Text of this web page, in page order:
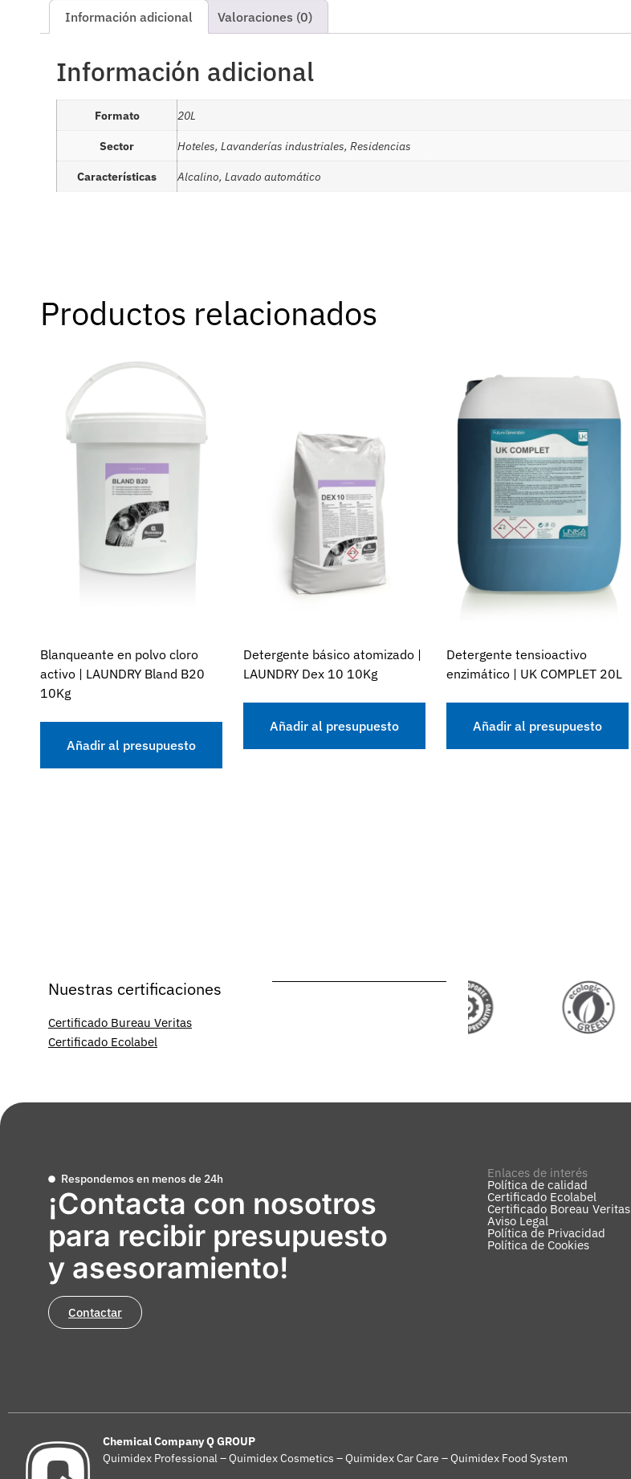
Información adicional Valoraciones (0)
Información adicional
Formato
20L
Sector
Hoteles, Lavanderías industriales, Residencias
Características
Alcalino, Lavado automático
Productos relacionados
Blanqueante en polvo cloro
activo | LAUNDRY Bland B20
10Kg
Añadir al presupuesto
Detergente básico atomizado |
LAUNDRY Dex 10 10Kg
Añadir al presupuesto
Detergente tensioactivo
enzimático | UK COMPLET 20L
Añadir al presupuesto
Nuestras certificaciones
Certificado Bureau Veritas
Certificado Ecolabel
Respondemos en menos de 24h
¡Contacta con nosotros
para recibir presupuesto
y asesoramiento!
Contactar
Enlaces de interés
Política de calidad
Certificado Ecolabel
Certificado Boreau Veritas
Aviso Legal
Política de Privacidad
Política de Cookies
Chemical Company Q GROUP
Quimidex Professional – Quimidex Cosmetics – Quimidex Car Care – Quimidex Food System